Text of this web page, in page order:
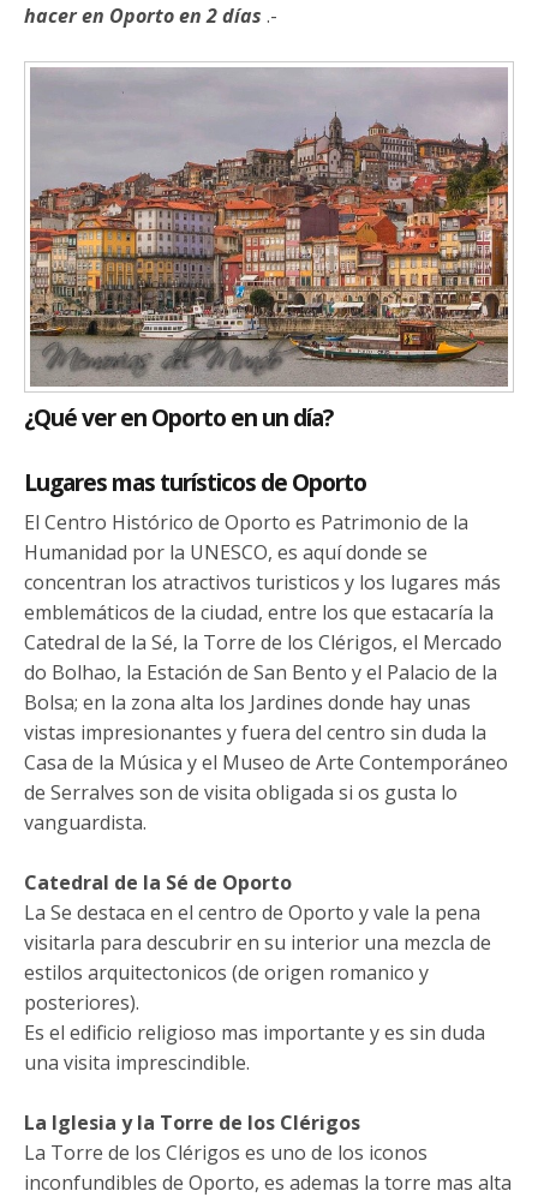
hacer en Oporto en 2 días .-
¿Qué ver en Oporto en un día?
Lugares mas turísticos de Oporto
El Centro Histórico de Oporto es Patrimonio de la
Humanidad por la UNESCO, es aquí donde se
concentran los atractivos turisticos y los lugares más
emblemáticos de la ciudad, entre los que estacaría la
Catedral de la Sé, la Torre de los Clérigos, el Mercado
do Bolhao, la Estación de San Bento y el Palacio de la
Bolsa; en la zona alta los Jardines donde hay unas
vistas impresionantes y fuera del centro sin duda la
Casa de la Música y el Museo de Arte Contemporáneo
de Serralves son de visita obligada si os gusta lo
vanguardista.
Catedral de la Sé de Oporto
La Se destaca en el centro de Oporto y vale la pena
visitarla para descubrir en su interior una mezcla de
estilos arquitectonicos (de origen romanico y
posteriores).
Es el edificio religioso mas importante y es sin duda
una visita imprescindible.
La Iglesia y la Torre de los Clérigos
La Torre de los Clérigos es uno de los iconos
inconfundibles de Oporto, es ademas la torre mas alta